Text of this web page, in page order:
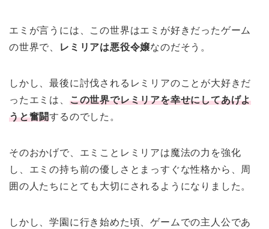
エミが言うには、この世界はエミが好きだったゲーム
の世界で、
レミリアは悪役令嬢なのだそう。
しかし、最後に討伐されるレミリアのことが大好きだ
ったエミは、 この世界でレミリアを幸せにしてあげよ
うと奮闘するのでした。
そのおかげで、エミことレミリアは魔法の力を強化
し、エミの持ち前の優しさとまっすぐな性格から、周
囲の人たちにとても大切にされるようになりました。
しかし、学園に行き始めた頃、ゲームでの主人公であ